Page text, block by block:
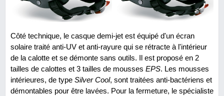
Côté technique, le casque demi-jet est équipé d'un écran
solaire traité anti-UV et anti-rayure qui se rétracte à l'intérieur
de la calotte et se démonte sans outils. Il est proposé en 2
tailles de calottes et 3 tailles de mousses EPS. Les mousses
intérieures, de type Silver Cool, sont traitées anti-bactériens et
démontables pour être lavées. Pour la fermeture, le spécialiste